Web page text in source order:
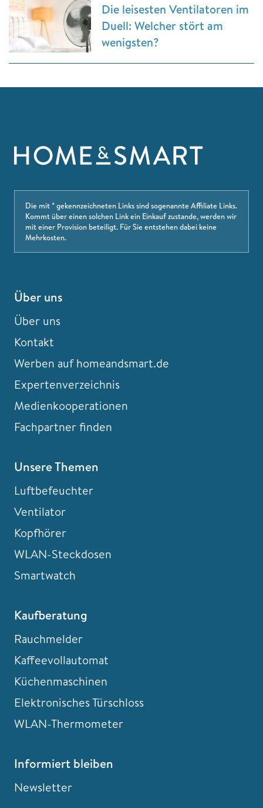
Die leisesten Ventilatoren im
Duell: Welcher stört am
wenigsten?
Die mit * gekennzeichneten Links sind sogenannte Affiliate Links.
Kommt über einen solchen Link ein Einkauf zustande, werden wir
mit einer Provision beteiligt. Für Sie entstehen dabei keine
Mehrkosten.
Über uns
Über uns
Kontakt
Werben auf homeandsmart.de
Expertenverzeichnis
Medienkooperationen
Fachpartner finden
Unsere Themen
Luftbefeuchter
Ventilator
Kopfhörer
WLAN-Steckdosen
Smartwatch
Kaufberatung
Rauchmelder
Kaffeevollautomat
Küchenmaschinen
Elektronisches Türschloss
WLAN-Thermometer
Informiert bleiben
Newsletter